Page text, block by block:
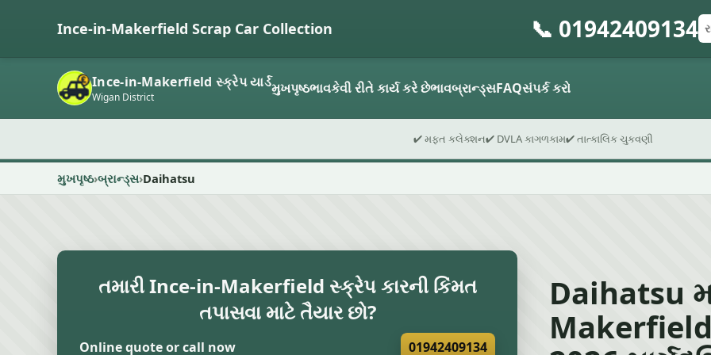
Ince-in-Makerfield Scrap Car Collection 📞 01942409134
Ince-in-Makerfield સ્ક્રેપ યાર્ડ
Wigan District મુખપૃષ્ઠભાવકેવી રીતે કાર્ય કરે છેભાવબ્રાન્ડ્સFAQસંપર્ક કરો
✔ મફત કલેક્શન✔ DVLA કાગળકામ✔ તાત્કાલિક ચુકવણી
મુખપૃષ્ઠ બ્રાન્ડ્સ Daihatsu
તમારી Ince-in-Makerfield સ્ક્રેપ કારની કિંમત
તપાસવા માટે તૈયાર છો?
Online quote or call now 01942409134
Daihatsu